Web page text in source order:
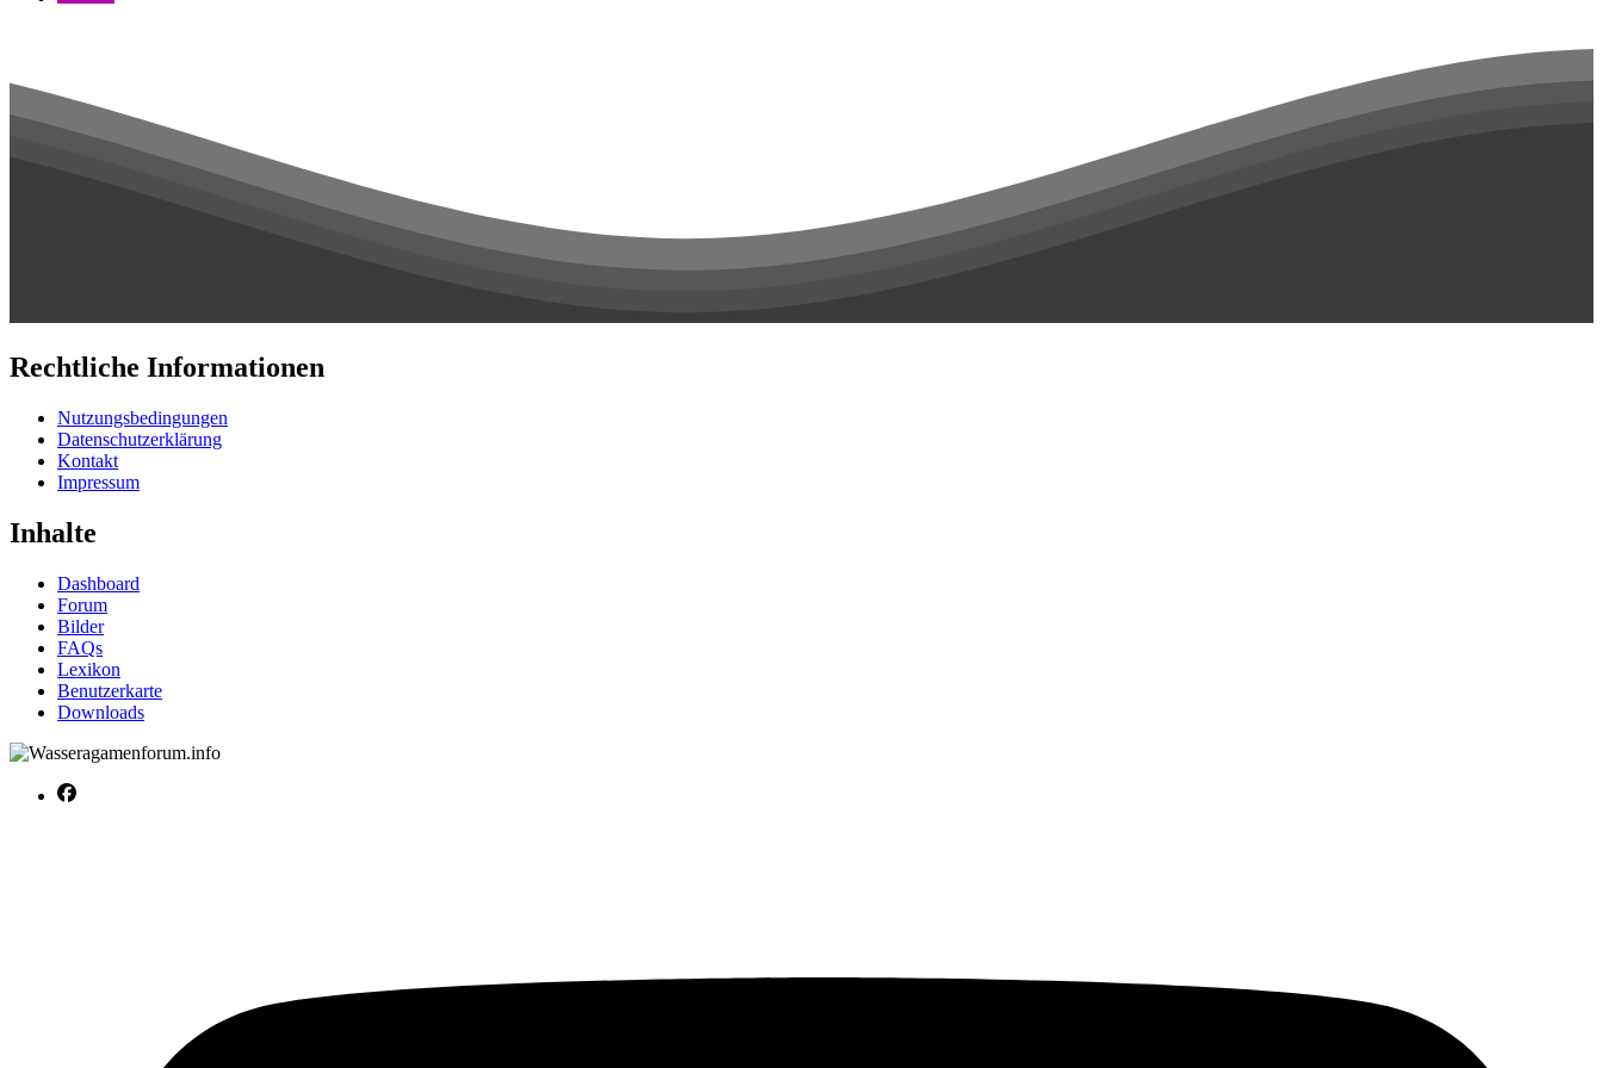
Rechtliche Informationen
Nutzungsbedingungen
Datenschutzerklärung
Kontakt
Impressum
Inhalte
Dashboard
Forum
Bilder
FAQs
Lexikon
Benutzerkarte
Downloads